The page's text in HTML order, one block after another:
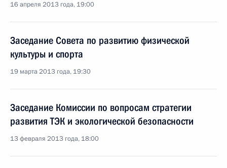
16 апреля 2013 года, 19:00
Заседание Совета по развитию физической
культуры и спорта
19 марта 2013 года, 19:30
Заседание Комиссии по вопросам стратегии
развития ТЭК и экологической безопасности
13 февраля 2013 года, 18:00